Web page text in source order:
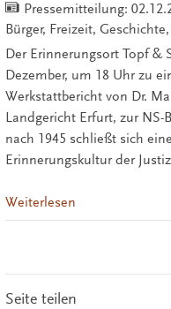
Pressemitteilung:
Bürger, Freizeit,
Der Erinnerungsort Topf &
Dezember, um 18 Uhr zu
Werkstattbericht von Dr.
Landgericht Erfurt, zur NS-
nach 1945 schließt sich
Erinnerungskultur der
Weiterlesen
Seite teilen